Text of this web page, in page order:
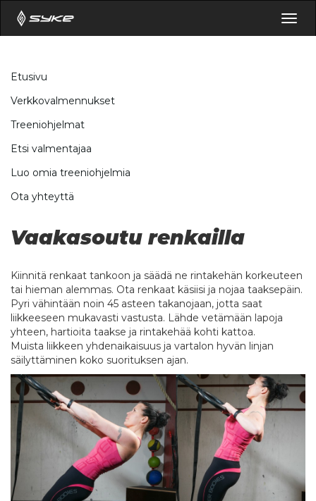
Etusivu
Verkkovalmennukset
Treeniohjelmat
Etsi valmentajaa
Luo omia treeniohjelmia
Ota yhteyttä
Vaakasoutu renkailla
Kiinnitä renkaat tankoon ja säädä ne rintakehän korkeuteen
tai hieman alemmas. Ota renkaat käsiisi ja nojaa taaksepäin.
Pyri vähintään noin 45 asteen takanojaan, jotta saat
liikkeeseen mukavasti vastusta. Lähde vetämään lapoja
yhteen, hartioita taakse ja rintakehää kohti kattoa.
Muista liikkeen yhdenaikaisuus ja vartalon hyvän linjan
säilyttäminen koko suorituksen ajan.